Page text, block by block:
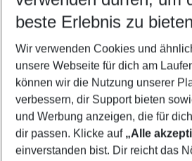
5-8 Nächte
2 Erwachsene Keine Kinder
Mehr Filter
beste Erlebnis zu
Wir verwenden Cookies und
unsere Webseite für dich am
können wir die Nutzung unserer
verbessern, dir Support bieten
und Werbung anzeigen, die für
dir passen. Klicke auf „Alle
einverstanden bist. Dir reicht das